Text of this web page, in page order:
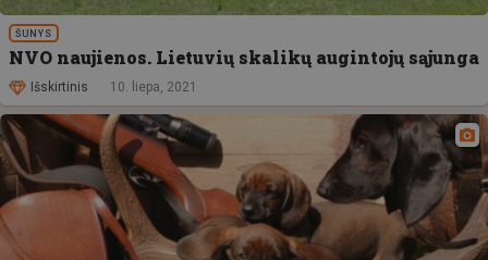
ŠUNYS
NVO naujienos. Lietuvių skalikų augintojų sąjunga
Išskirtinis 10. liepa, 2021